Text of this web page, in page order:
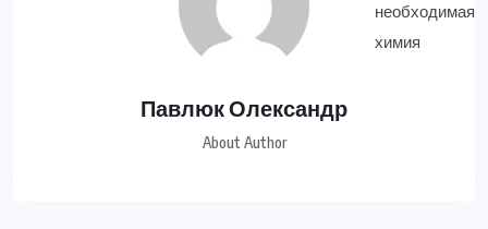
Павлюк Олександр
About Author